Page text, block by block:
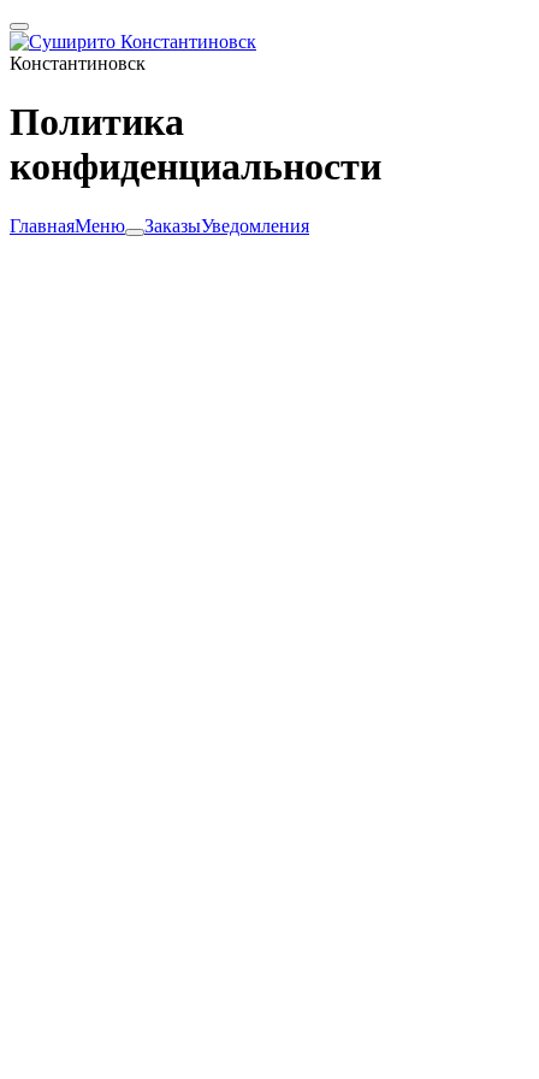
Константиновск
Политика
конфиденциальности
ГлавнаяМеню ЗаказыУведомления